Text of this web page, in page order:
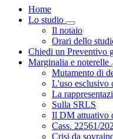
Home
Lo studio
Toggle
Il notaio
Orari dello
Chiedi un Preventivo
Marginalia e noterelle
Mutamento di
L'uso esclusivo
La
Sulla SRLS
Il DM attuativo
Cass. 22561/
Crisi da